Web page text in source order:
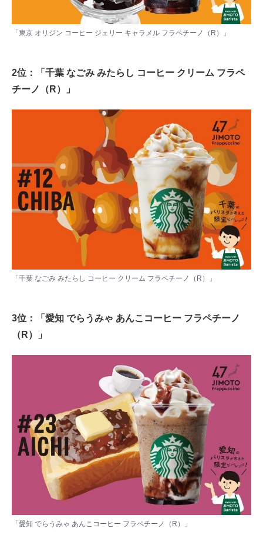
「東京 オリジン コーヒー ジェリー キャラメル フラペチーノ（R）」
2位：「千葉 なごみ みたらし コーヒー クリーム フラペ
チーノ（R）」
「千葉 なごみ みたらし コーヒー クリーム フラペチーノ（R）」
3位：「愛知 でらうみゃ あんこコーヒー フラペチーノ
（R）」
「愛知 でらうみゃ あんこコーヒー フラペチーノ（R）」